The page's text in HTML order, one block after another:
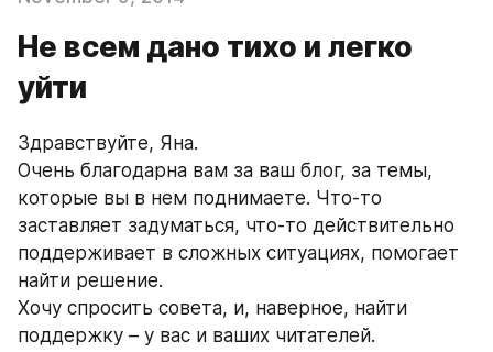
Не всем дано тихо и легко
уйти
Здравствуйте, Яна.
Очень благодарна вам за ваш блог, за темы,
которые вы в нем поднимаете. Что-то
заставляет задуматься, что-то действительно
поддерживает в сложных ситуациях, помогает
найти решение.
Хочу спросить совета, и, наверное, найти
поддержку – у вас и ваших читателей.